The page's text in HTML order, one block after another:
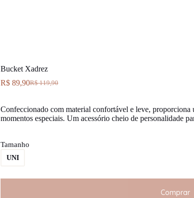
Bucket Xadrez
R$119,90
O
original
era:
R$ 119,90.
R$89,90O
atual
é:
R$ 89,90.
Confeccionado com material confortável e leve, proporciona
momentos especiais. Um acessório cheio de personalidade
Tamanho
UNI
Comprar